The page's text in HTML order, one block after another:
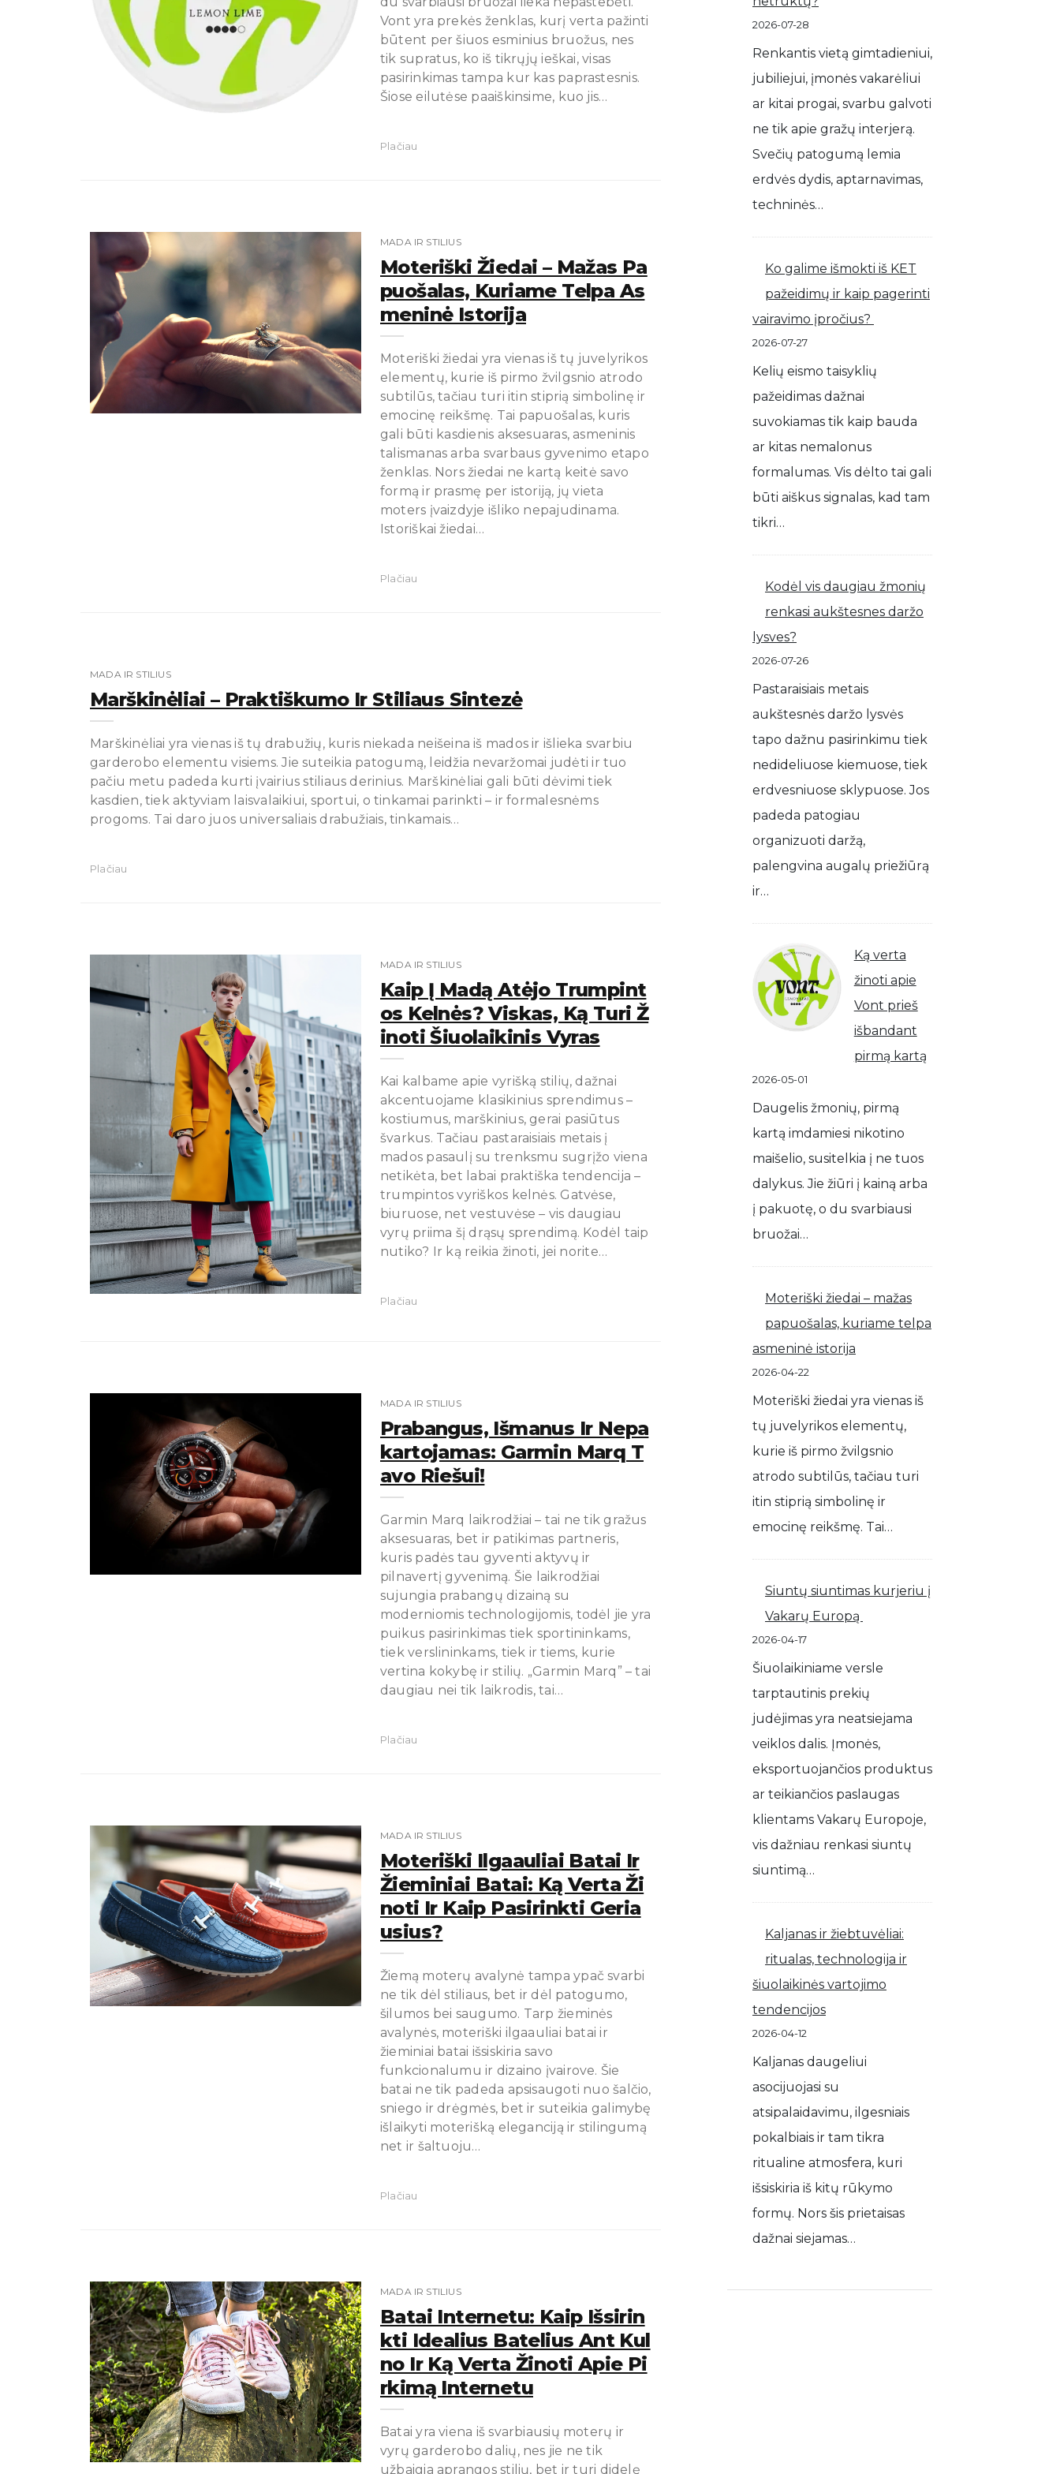
Vont yra prekės ženklas, kurį verta pažinti
būtent per šiuos esminius bruožus, nes
tik supratus, ko iš tikrųjų ieškai, visas
pasirinkimas tampa kur kas paprastesnis.
Šiose eilutėse paaiškinsime, kuo jis…
Plačiau
MADA IR STILIUS
Moteriški Žiedai – Mažas Pa
Puošalas, Kuriame Telpa As
Meninė Istorija
Moteriški žiedai yra vienas iš tų juvelyrikos
elementų, kurie iš pirmo žvilgsnio atrodo
subtilūs, tačiau turi itin stiprią simbolinę ir
emocinę reikšmę. Tai papuošalas, kuris
gali būti kasdienis aksesuaras, asmeninis
talismanas arba svarbaus gyvenimo etapo
ženklas. Nors žiedai ne kartą keitė savo
formą ir prasmę per istoriją, jų vieta
moters įvaizdyje išliko nepajudinama.
Istoriškai žiedai…
Plačiau
MADA IR STILIUS
Marškinėliai – Praktiškumo Ir Stiliaus Sintezė
Marškinėliai yra vienas iš tų drabužių, kuris niekada neišeina iš mados ir išlieka svarbiu
garderobo elementu visiems. Jie suteikia patogumą, leidžia nevaržomai judėti ir tuo
pačiu metu padeda kurti įvairius stiliaus derinius. Marškinėliai gali būti dėvimi tiek
kasdien, tiek aktyviam laisvalaikiui, sportui, o tinkamai parinkti – ir formalesnėms
progoms. Tai daro juos universaliais drabužiais, tinkamais…
Plačiau
MADA IR STILIUS
Kaip Į Madą Atėjo Trumpint
Os Kelnės? Viskas, Ką Turi Ž
Inoti Šiuolaikinis Vyras
Kai kalbame apie vyrišką stilių, dažnai
akcentuojame klasikinius sprendimus –
kostiumus, marškinius, gerai pasiūtus
švarkus. Tačiau pastaraisiais metais į
mados pasaulį su trenksmu sugrįžo viena
netikėta, bet labai praktiška tendencija –
trumpintos vyriškos kelnės. Gatvėse,
biuruose, net vestuvėse – vis daugiau
vyrų priima šį drąsų sprendimą. Kodėl taip
nutiko? Ir ką reikia žinoti, jei norite…
Plačiau
MADA IR STILIUS
Prabangus, Išmanus Ir Nepa
Kartojamas: Garmin Marq T
Avo Riešui!
Garmin Marq laikrodžiai – tai ne tik gražus
aksesuaras, bet ir patikimas partneris,
kuris padės tau gyventi aktyvų ir
pilnavertį gyvenimą. Šie laikrodžiai
sujungia prabangų dizainą su
moderniomis technologijomis, todėl jie yra
puikus pasirinkimas tiek sportininkams,
tiek verslininkams, tiek ir tiems, kurie
vertina kokybę ir stilių. „Garmin Marq” – tai
daugiau nei tik laikrodis, tai…
Plačiau
MADA IR STILIUS
Moteriški Ilgaauliai Batai Ir
Žieminiai Batai: Ką Verta Ži
Noti Ir Kaip Pasirinkti Geria
Usius?
Žiemą moterų avalynė tampa ypač svarbi
ne tik dėl stiliaus, bet ir dėl patogumo,
šilumos bei saugumo. Tarp žieminės
avalynės, moteriški ilgaauliai batai ir
žieminiai batai išsiskiria savo
funkcionalumu ir dizaino įvairove. Šie
batai ne tik padeda apsisaugoti nuo šalčio,
sniego ir drėgmės, bet ir suteikia galimybę
išlaikyti moterišką eleganciją ir stilingumą
net ir šaltuoju…
Plačiau
MADA IR STILIUS
Batai Internetu: Kaip Išsirin
Kti Idealius Batelius Ant Kul
No Ir Ką Verta Žinoti Apie Pi
Rkimą Internetu
Batai yra viena iš svarbiausių moterų ir
vyrų garderobo dalių, nes jie ne tik
užbaigia aprangos stilių, bet ir turi didelę
2026-07-28
Renkantis vietą gimtadieniui,
jubiliejui, įmonės vakarėliui
ar kitai progai, svarbu galvoti
ne tik apie gražų interjerą.
Svečių patogumą lemia
erdvės dydis, aptarnavimas,
techninės…
Ko galime išmokti iš KET
pažeidimų ir kaip pagerinti
vairavimo įpročius?
2026-07-27
Kelių eismo taisyklių
pažeidimas dažnai
suvokiamas tik kaip bauda
ar kitas nemalonus
formalumas. Vis dėlto tai gali
būti aiškus signalas, kad tam
tikri…
Kodėl vis daugiau žmonių
renkasi aukštesnes daržo
lysves?
2026-07-26
Pastaraisiais metais
aukštesnės daržo lysvės
tapo dažnu pasirinkimu tiek
nedideliuose kiemuose, tiek
erdvesniuose sklypuose. Jos
padeda patogiau
organizuoti daržą,
palengvina augalų priežiūrą
ir…
Ką verta
žinoti apie
Vont prieš
išbandant
pirmą kartą
2026-05-01
Daugelis žmonių, pirmą
kartą imdamiesi nikotino
maišelio, susitelkia į ne tuos
dalykus. Jie žiūri į kainą arba
į pakuotę, o du svarbiausi
bruožai…
Moteriški žiedai – mažas
papuošalas, kuriame telpa
asmeninė istorija
2026-04-22
Moteriški žiedai yra vienas iš
tų juvelyrikos elementų,
kurie iš pirmo žvilgsnio
atrodo subtilūs, tačiau turi
itin stiprią simbolinę ir
emocinę reikšmę. Tai…
Siuntų siuntimas kurjeriu į
Vakarų Europą
2026-04-17
Šiuolaikiniame versle
tarptautinis prekių
judėjimas yra neatsiejama
veiklos dalis. Įmonės,
eksportuojančios produktus
ar teikiančios paslaugas
klientams Vakarų Europoje,
vis dažniau renkasi siuntų
siuntimą…
Kaljanas ir žiebtuvėliai:
ritualas, technologija ir
šiuolaikinės vartojimo
tendencijos
2026-04-12
Kaljanas daugeliui
asocijuojasi su
atsipalaidavimu, ilgesniais
pokalbiais ir tam tikra
ritualine atmosfera, kuri
išsiskiria iš kitų rūkymo
formų. Nors šis prietaisas
dažnai siejamas…